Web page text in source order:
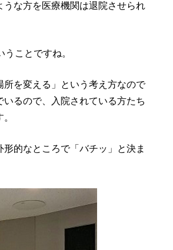
な方を医療機関は退院させられ
ことですね。
を変える」という考え方なので
るので、入院されている方たち
的なところで「バチッ」と決ま